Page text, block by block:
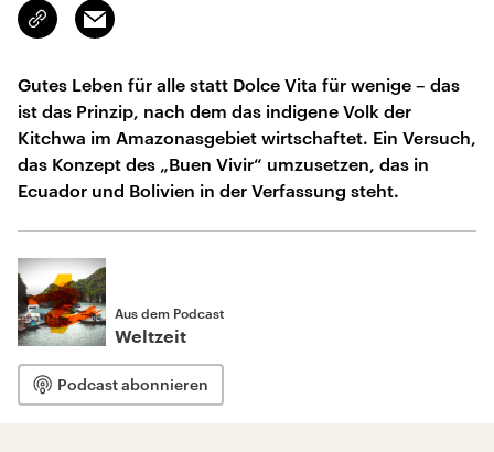
Link
kopieren/teilen
Email
Gutes Leben für alle statt Dolce Vita für wenige – das
ist das Prinzip, nach dem das indigene Volk der
Kitchwa im Amazonasgebiet wirtschaftet. Ein Versuch,
das Konzept des „Buen Vivir“ umzusetzen, das in
Ecuador und Bolivien in der Verfassung steht.
Aus dem Podcast
Weltzeit
Podcast abonnieren